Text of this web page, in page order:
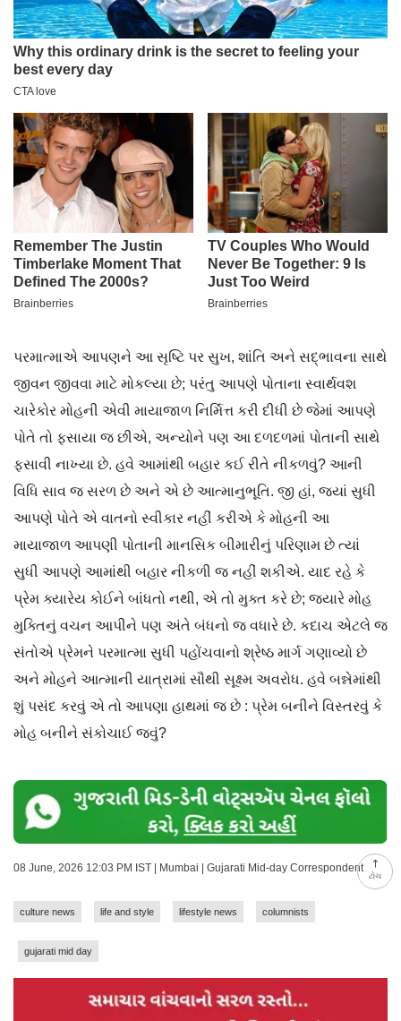
ટોચ
પરમાત્માએ આપણને આ સૃષ્ટિ પર સુખ, શાંતિ અને સદ્ભાવના સાથે
જીવન જીવવા માટે મોકલ્યા છે; પરંતુ આપણે પોતાના સ્વાર્થવશ
ચારેકોર મોહની એવી માયાજાળ નિર્મિત્ત કરી દીધી છે જેમાં આપણે
પોતે તો ફસાયા જ છીએ, અન્યોને પણ આ દળદળમાં પોતાની સાથે
ફસાવી નાખ્યા છે. હવે આમાંથી બહાર કઈ રીતે નીકળવું? આની
વિધિ સાવ જ સરળ છે અને એ છે આત્માનુભૂતિ. જી હાં, જ્યાં સુધી
આપણે પોતે એ વાતનો સ્વીકાર નહીં કરીએ કે મોહની આ
માયાજાળ આપણી પોતાની માનસિક બીમારીનું પરિણામ છે ત્યાં
સુધી આપણે આમાંથી બહાર નીકળી જ નહીં શકીએ. યાદ રહે કે
પ્રેમ ક્યારેય કોઈને બાંધતો નથી, એ તો મુક્ત કરે છે; જ્યારે મોહ
મુક્તિનું વચન આપીને પણ અંતે બંધનો જ વધારે છે. કદાચ એટલે જ
સંતોએ પ્રેમને પરમાત્મા સુધી પહોંચવાનો શ્રેષ્ઠ માર્ગ ગણાવ્યો છે
અને મોહને આત્માની યાત્રામાં સૌથી સૂક્ષ્મ અવરોધ. હવે બન્નેમાંથી
શું પસંદ કરવું એ તો આપણા હાથમાં જ છે : પ્રેમ બનીને વિસ્તરવું કે
મોહ બનીને સંકોચાઈ જવું?
08 June, 2026 12:03 PM IST | Mumbai | Gujarati Mid-day Correspondent
culture news life and style lifestyle news columnists
gujarati mid day